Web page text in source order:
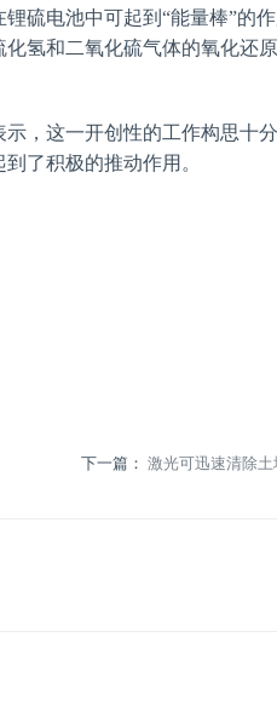
硫电池中可起到“能量棒”的
氢和二氧化硫气体的氧化还
，这一开创性的工作构思十
了积极的推动作用。
下一篇： 激光可迅速清除